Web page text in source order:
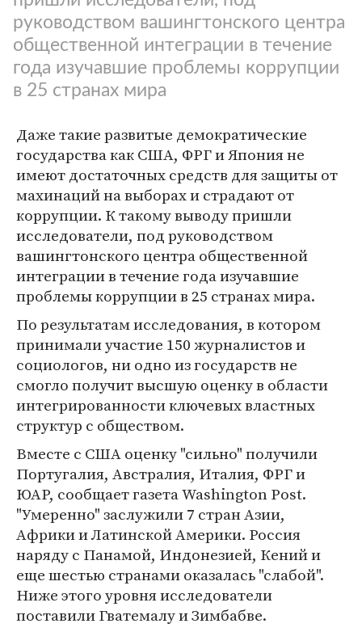
руководством вашингтонского центра
общественной интеграции в течение
года изучавшие проблемы коррупции
в 25 странах мира
Даже такие развитые демократические
государства как США, ФРГ и Япония не
имеют достаточных средств для защиты от
махинаций на выборах и страдают от
коррупции. К такому выводу пришли
исследователи, под руководством
вашингтонского центра общественной
интеграции в течение года изучавшие
проблемы коррупции в 25 странах мира.
По результатам исследования, в котором
принимали участие 150 журналистов и
социологов, ни одно из государств не
смогло получит высшую оценку в области
интегрированности ключевых властных
структур с обществом.
Вместе с США оценку "сильно" получили
Португалия, Австралия, Италия, ФРГ и
ЮАР, сообщает газета Washington Post.
"Умеренно" заслужили 7 стран Азии,
Африки и Латинской Америки. Россия
наряду с Панамой, Индонезией, Кений и
еще шестью странами оказалась "слабой".
Ниже этого уровня исследователи
поставили Гватемалу и Зимбабве.